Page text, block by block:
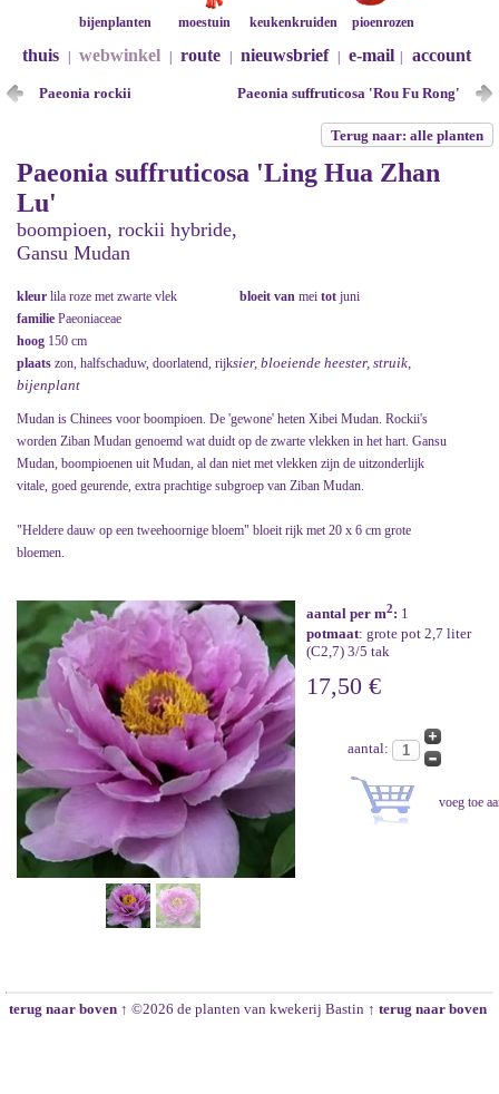
bijenplanten moestuin keukenkruiden pioenrozen
thuis webwinkel route nieuwsbrief e-mail account
Paeonia rockii Paeonia suffruticosa 'Rou Fu Rong'
Terug naar: alle planten
Paeonia suffruticosa 'Ling Hua Zhan
Lu'
boompioen, rockii hybride,
Gansu Mudan
kleur lila roze met zwarte vlek bloeit van mei tot juni
familie Paeoniaceae
hoog 150 cm
plaats zon, halfschaduw, doorlatend, rijksier, bloeiende heester, struik,
bijenplant
Mudan is Chinees voor boompioen. De 'gewone' heten Xibei Mudan. Rockii's
worden Ziban Mudan genoemd wat duidt op de zwarte vlekken in het hart. Gansu
Mudan, boompioenen uit Mudan, al dan niet met vlekken zijn de uitzonderlijk
vitale, goed geurende, extra prachtige subgroep van Ziban Mudan.
"Heldere dauw op een tweehoornige bloem" bloeit rijk met 20 x 6 cm grote
bloemen.
aantal per m2: 1
potmaat: grote pot 2,7 liter
(C2,7) 3/5 tak
17,50 €
aantal:
terug naar boven ↑ ©2026 de planten van kwekerij Bastin ↑ terug naar boven